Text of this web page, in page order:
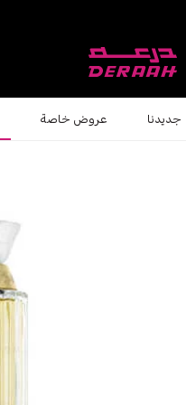
جديدنا عروض خاصة